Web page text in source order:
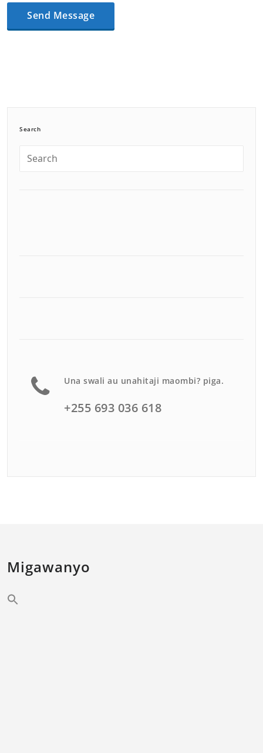
Search
Una swali au unahitaji maombi? piga.
+255 693 036 618
Migawanyo